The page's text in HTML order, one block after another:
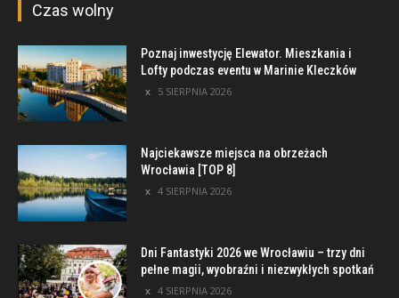
Czas wolny
Poznaj inwestycję Elewator. Mieszkania i
Lofty podczas eventu w Marinie Kleczków
5 SIERPNIA 2026
Najciekawsze miejsca na obrzeżach
Wrocławia [TOP 8]
4 SIERPNIA 2026
Dni Fantastyki 2026 we Wrocławiu – trzy dni
pełne magii, wyobraźni i niezwykłych spotkań
4 SIERPNIA 2026